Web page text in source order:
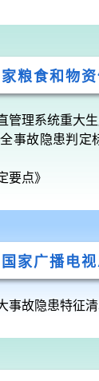
家粮食和物资
管理系统重大
事故隐患判
要点》
国家广播电视
事故隐患特征清